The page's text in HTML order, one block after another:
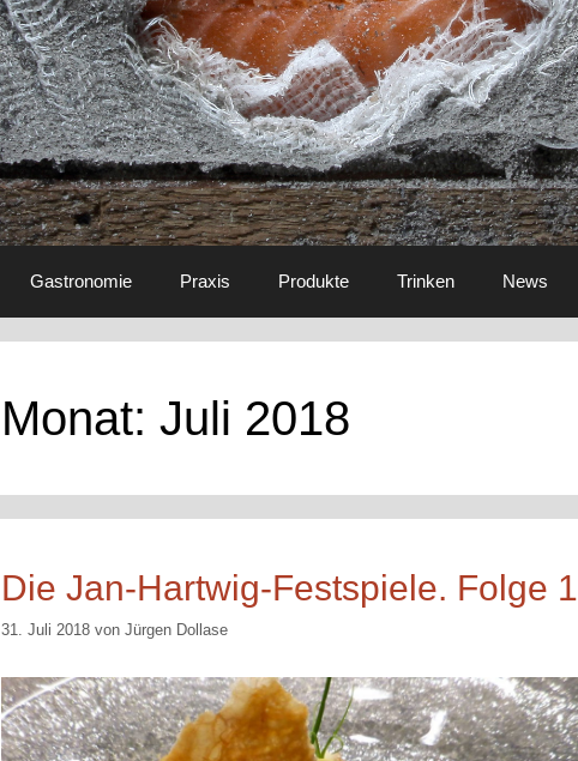
Gastronomie Praxis Produkte Trinken News
Monat: Juli 2018
Die Jan-Hartwig-Festspiele. Folge 1
31. Juli 2018 von Jürgen Dollase